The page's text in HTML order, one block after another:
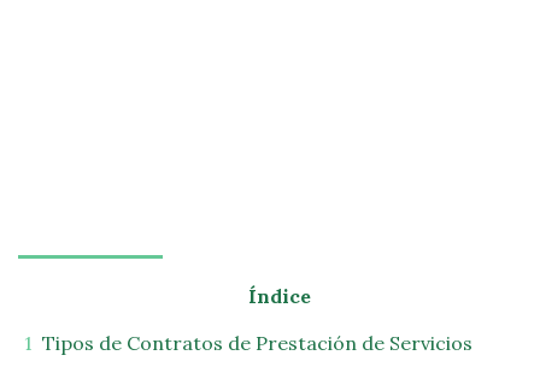
Índice
Tipos de Contratos de Prestación de Servicios